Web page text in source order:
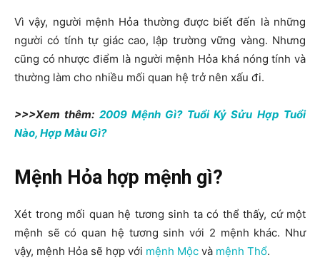
Vì vậy, người mệnh Hỏa thường được biết đến là những
người có tính tự giác cao, lập trường vững vàng. Nhưng
cũng có nhược điểm là người mệnh Hỏa khá nóng tính và
thường làm cho nhiều mối quan hệ trở nên xấu đi.
>>>Xem thêm: 2009 Mệnh Gì? Tuổi Kỷ Sửu Hợp Tuổi
Nào, Hợp Màu Gì?
Mệnh Hỏa hợp mệnh gì?
Xét trong mối quan hệ tương sinh ta có thể thấy, cứ một
mệnh sẽ có quan hệ tương sinh với 2 mệnh khác. Như
vậy, mệnh Hỏa sẽ hợp với mệnh Mộc và mệnh Thổ.